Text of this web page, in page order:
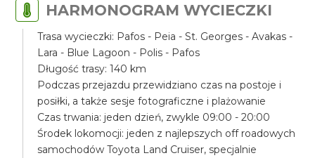
HARMONOGRAM WYCIECZKI
Trasa wycieczki: Pafos - Peia - St. Georges - Avakas -
Lara - Blue Lagoon - Polis - Pafos
Długość trasy: 140 km
Podczas przejazdu przewidziano czas na postoje i
posiłki, a także sesje fotograficzne i plażowanie
Czas trwania: jeden dzień, zwykle 09:00 - 20:00
Środek lokomocji: jeden z najlepszych off roadowych
samochodów Toyota Land Cruiser, specjalnie